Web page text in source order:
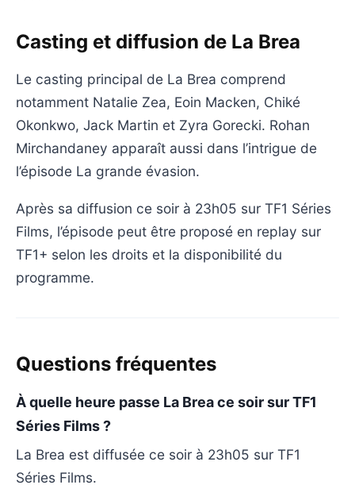
Casting et diffusion de La Brea
Le casting principal de La Brea comprend
notamment Natalie Zea, Eoin Macken, Chiké
Okonkwo, Jack Martin et Zyra Gorecki. Rohan
Mirchandaney apparaît aussi dans l’intrigue de
l’épisode La grande évasion.
Après sa diffusion ce soir à 23h05 sur TF1 Séries
Films, l’épisode peut être proposé en replay sur
TF1+ selon les droits et la disponibilité du
programme.
Questions fréquentes
À quelle heure passe La Brea ce soir sur TF1
Séries Films ?
La Brea est diffusée ce soir à 23h05 sur TF1
Séries Films.